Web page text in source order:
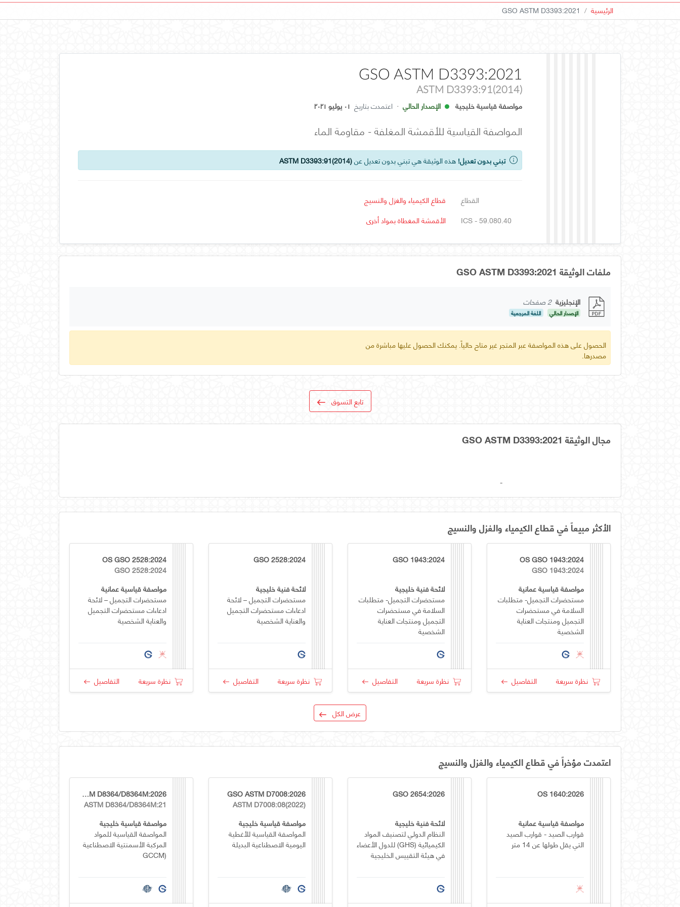
الرئيسية GSO ASTM D3393:2021
GSO ASTM D3393:2021
ASTM D3393:91(2014)
مواصفة قياسية خليجية الإصدار الحالي · اعتمدت بتاريخ ٠١ يوليو ٢٠٢١
المواصفة القياسية للأقمشة المغلفة - مقاومة الماء
تبني بدون تعديل! هذه الوثيقة هي تبني بدون تعديل عنASTM D3393:91(2014)
القطاع
قطاع الكيمياء والغزل والنسيج
ICS - 59.080.40
الأقمشة المغطاة بمواد أخرى
ملفات الوثيقة GSO ASTM D3393:2021
الإنجليزية 2 صفحات
الإصدار الحالي اللغة المرجعية
الحصول على هذه المواصفة عبر المتجر غير متاح حالياً. يمكنك الحصول عليها مباشرة من
مصدرها.
تابع التسوق
مجال الوثيقة GSO ASTM D3393:2021
-
الأكثر مبيعاً في قطاع الكيمياء والغزل والنسيج
OS GSO 1943:2024
GSO 1943:2024
مواصفة قياسية عمانية
مستحضرات التجميل- متطلبات
السلامة في مستحضرات
التجميل ومنتجات العناية
الشخصية
نظرة سريعة التفاصيل
GSO 1943:2024
لائحة فنية خليجية
مستحضرات التجميل- متطلبات
السلامة في مستحضرات
التجميل ومنتجات العناية
الشخصية
نظرة سريعة التفاصيل
GSO 2528:2024
لائحة فنية خليجية
مستحضرات التجميل – لائحة
ادعاءات مستحضرات التجميل
والعناية الشخصية
نظرة سريعة التفاصيل
OS GSO 2528:2024
GSO 2528:2024
مواصفة قياسية عمانية
مستحضرات التجميل – لائحة
ادعاءات مستحضرات التجميل
والعناية الشخصية
نظرة سريعة التفاصيل
عرض الكل
اعتمدت مؤخراً في قطاع الكيمياء والغزل والنسيج
OS 1640:2026
مواصفة قياسية عمانية
قوارب الصيد - قوارب الصيد
التي يقل طولها عن 14 متر
GSO 2654:2026
لائحة فنية خليجية
النظام الدولي لتصنيف المواد
الكيميائية (GHS) للدول الأعضاء
في هيئة التقييس الخليجية
GSO ASTM D7008:2026
ASTM D7008:08(2022)
مواصفة قياسية خليجية
المواصفة القياسية للأغطية
اليومية الاصطناعية البديلة
GSO ASTM D8364/D8364M:2026
ASTM D8364/D8364M:21
مواصفة قياسية خليجية
المواصفة القياسية للمواد
المركبة الأسمنتية الاصطناعية
(GCCM